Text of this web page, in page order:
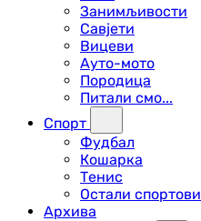
Занимљивости
Савјети
Вицеви
Ауто-мото
Породица
Питали смо...
Спорт
Фудбал
Кошарка
Тенис
Остали спортови
Архива